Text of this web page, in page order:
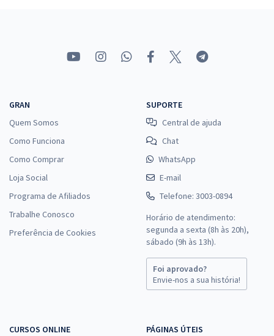
GRAN
Quem Somos
Como Funciona
Como Comprar
Loja Social
Programa de Afiliados
Trabalhe Conosco
Preferência de Cookies
SUPORTE
Central de ajuda
Chat
WhatsApp
E-mail
Telefone: 3003-0894
Horário de atendimento:
segunda a sexta (8h às 20h),
sábado (9h às 13h).
Foi aprovado?
Envie-nos a sua história!
CURSOS ONLINE PÁGINAS ÚTEIS